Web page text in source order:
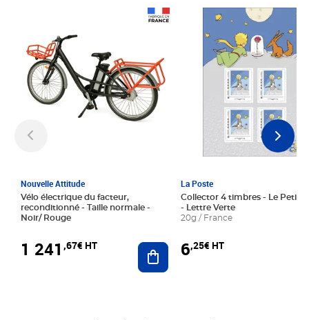
Nouvelle Attitude
Vélo électrique du facteur,
reconditionné - Taille normale -
Noir/ Rouge
1 241 ,67€ HT Ajouter au panier
La Poste
Collector 4 timbres - Le Petit
- Lettre Verte
20g / France
6,25€ HT
Prix 6,25€ HT